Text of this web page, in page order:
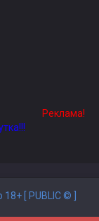
Реклама!
18+ [ PUBLIC © ]